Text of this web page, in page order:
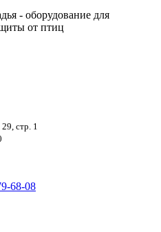
- оборудование для
от птиц
стр. 1
68-08